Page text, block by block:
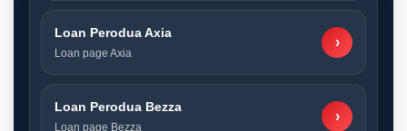
Loan Perodua Axia
Loan page Axia
›
Loan Perodua Bezza
Loan page Bezza
›